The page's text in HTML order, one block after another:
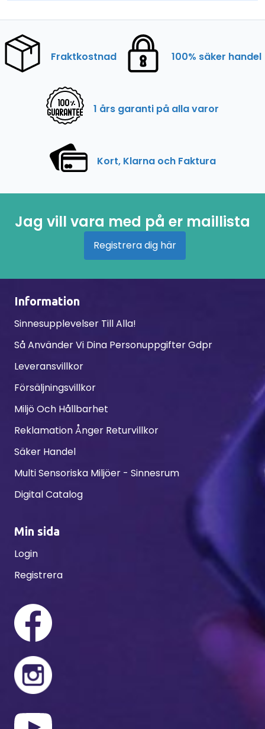
Fraktkostnad 100% säker handel
1 års garanti på alla varor
Kort, Klarna och Faktura
Jag vill vara med på er maillista
Registrera dig här
Information
Sinnesupplevelser Till Alla!
Så Använder Vi Dina Personuppgifter Gdpr
Leveransvillkor
Försäljningsvillkor
Miljö Och Hållbarhet
Reklamation Ånger Returvillkor
Säker Handel
Multi Sensoriska Miljöer - Sinnesrum
Digital Catalog
Min sida
Login
Registrera